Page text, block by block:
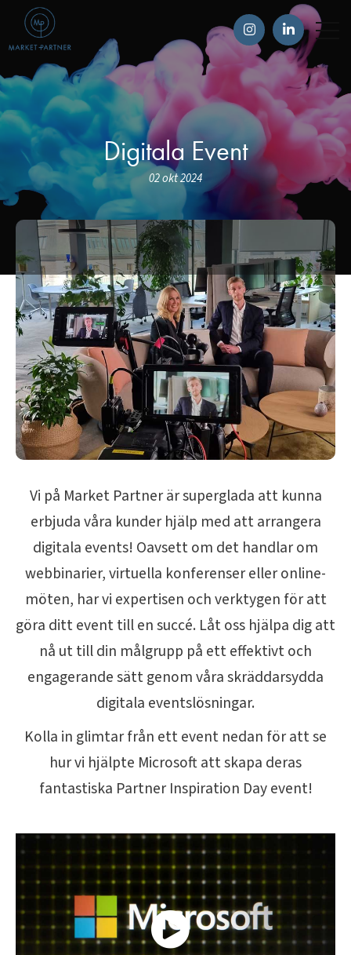
Digitala Event
02 okt 2024
Vi på Market Partner är superglada att kunna
erbjuda våra kunder hjälp med att arrangera
digitala events! Oavsett om det handlar om
webbinarier, virtuella konferenser eller online-
möten, har vi expertisen och verktygen för att
göra ditt event till en succé. Låt oss hjälpa dig att
nå ut till din målgrupp på ett effektivt och
engagerande sätt genom våra skräddarsydda
digitala eventslösningar.
Kolla in glimtar från ett event nedan för att se
hur vi hjälpte Microsoft att skapa deras
fantastiska Partner Inspiration Day event!